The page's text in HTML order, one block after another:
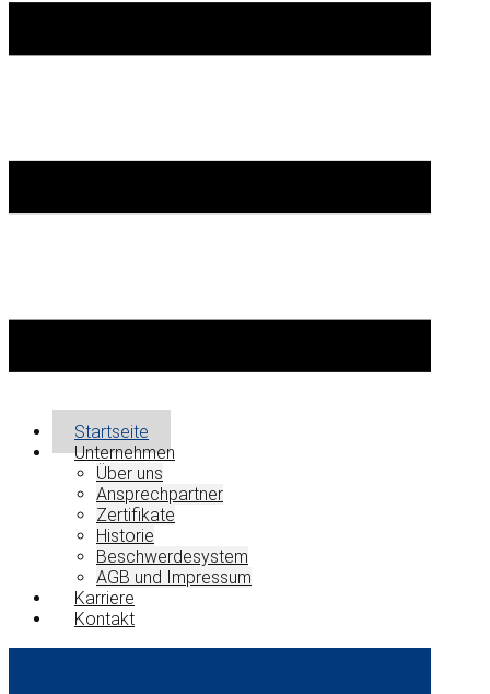
Startseite
Unternehmen
Über uns
Ansprechpartner
Zertifikate
Historie
Beschwerdesystem
AGB und Impressum
Karriere
Kontakt